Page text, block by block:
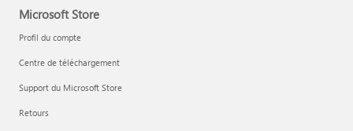
Microsoft Store
Profil du compte
Centre de téléchargement
Support du Microsoft Store
Retours